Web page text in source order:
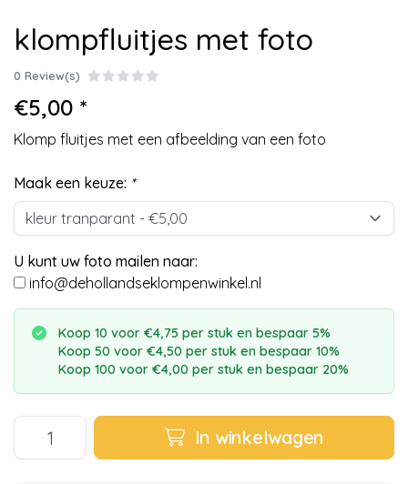
klompfluitjes met foto
0 Review(s)
€5,00 *
Klomp fluitjes met een afbeelding van een foto
Maak een keuze: *
U kunt uw foto mailen naar:
info@dehollandseklompenwinkel.nl
Koop 10 voor €4,75 per stuk en bespaar 5%
Koop 50 voor €4,50 per stuk en bespaar 10%
Koop 100 voor €4,00 per stuk en bespaar 20%
In winkelwagen